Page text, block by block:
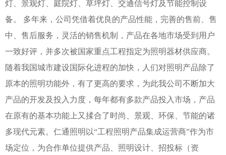
灯、景观灯、庭院灯、草坪灯、交通信号灯及节能控制设
备。 多年来，公司凭借着优良的产品性能，完善的售前、售
中、售后服务，灵活的销售机制，产品在各地市场受到用户
一致好评，并多次被国家重点工程指定为照明器材供应商。
随着我国城市建设国际化进程的加快，人们对照明产品除了
原本的照明功能外，有了更高的要求，为此我公司不断加大
产品的开发及投入力度，每年都有多款产品投入市场，产品
在原有的基本功能上又揉合了时尚、景观、环保、节能的诸
多现代元素。仁通照明以“工程照明产品集成运营商”作为市
场定位，为合作单位提供产品、照明设计、招投标（资